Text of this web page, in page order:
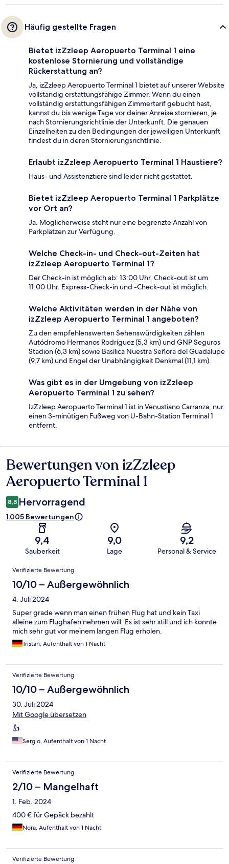
Häufig gestellte Fragen
Bietet izZzleep Aeropuerto Terminal 1 eine
kostenlose Stornierung und vollständige
Rückerstattung an?
Ja, izZzleep Aeropuerto Terminal 1 bietet auf unserer Website
vollständig erstattungsfähige Zimmer. Wenn du einen
vollständig erstattungsfähigen Zimmertarif gebucht hast,
kannst du bis wenige Tage vor deiner Anreise stornieren, je
nach Stornierungsrichtlinie der Unterkunft. Die genauen
Einzelheiten zu den Bedingungen der jeweiligen Unterkunft
findest du in deren Stornierungsrichtlinie.
Erlaubt izZzleep Aeropuerto Terminal 1 Haustiere?
Haus- und Assistenztiere sind leider nicht gestattet.
Bietet izZzleep Aeropuerto Terminal 1 Parkplätze
vor Ort an?
Ja. Möglicherweise steht nur eine begrenzte Anzahl von
Parkplätzen zur Verfügung.
Welche Check-in- und Check-out-Zeiten hat
izZzleep Aeropuerto Terminal 1?
Der Check-in ist möglich ab: 13:00 Uhr. Check-out ist um
11:00 Uhr. Express-Check-in und -Check-out ist möglich.
Welche Aktivitäten werden in der Nähe von
izZzleep Aeropuerto Terminal 1 angeboten?
Zu den empfehlenswerten Sehenswürdigkeiten zählen
Autódromo Hermanos Rodríguez (5,3 km) und GNP Seguros
Stadion (6,3 km) sowie Basílica Nuestra Señora del Guadalupe
(9,7 km) und Engel der Unabhängigkeit Denkmal (11,1 km).
Was gibt es in der Umgebung von izZzleep
Aeropuerto Terminal 1 zu sehen?
IzZzleep Aeropuerto Terminal 1 ist in Venustiano Carranza, nur
einen 3-minütigen Fußweg von U-Bahn-Station Terminal 1
entfernt.
Bewertungen
Bewertungen von izZzleep
Aeropuerto Terminal 1
8,8 Hervorragend
1.005 Bewertungen
9,4
Sauberkeit
9,0
Lage
9,2
Personal & Service
Bewertungen
Verifizierte Bewertung
10/10 – Außergewöhnlich
4. Juli 2024
Super grade wenn man einen frühen Flug hat und kein Taxi
alleine zum Flughafen nehmen will. Es ist sehr still und ich konnte
mich sehr gut vor meinem langen Flug erholen.
Tristan, Aufenthalt von 1 Nacht
Verifizierte Bewertung
10/10 – Außergewöhnlich
30. Juli 2024
Mit Google übersetzen
👍
Sergio, Aufenthalt von 1 Nacht
Verifizierte Bewertung
2/10 – Mangelhaft
1. Feb. 2024
400 € für Gepäck bezahlt
Nora, Aufenthalt von 1 Nacht
Verifizierte Bewertung